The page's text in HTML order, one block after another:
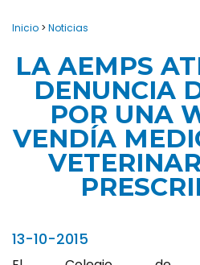
Inicio > Noticias
LA AEMPS
DENUNCIA
POR UNA
VENDÍA
13-10-2015